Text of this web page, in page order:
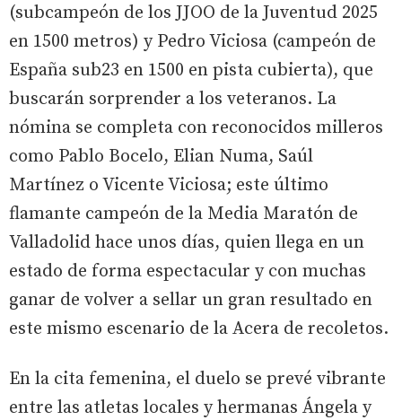
(subcampeón de los JJOO de la Juventud 2025
en 1500 metros) y Pedro Viciosa (campeón de
España sub23 en 1500 en pista cubierta), que
buscarán sorprender a los veteranos. La
nómina se completa con reconocidos milleros
como Pablo Bocelo, Elian Numa, Saúl
Martínez o Vicente Viciosa; este último
flamante campeón de la Media Maratón de
Valladolid hace unos días, quien llega en un
estado de forma espectacular y con muchas
ganar de volver a sellar un gran resultado en
este mismo escenario de la Acera de recoletos.
En la cita femenina, el duelo se prevé vibrante
entre las atletas locales y hermanas Ángela y